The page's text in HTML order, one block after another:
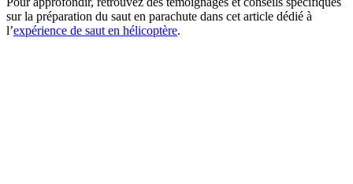
sur la préparation du saut en parachute dans cet article dédié à
l’expérience de saut en hélicoptère.